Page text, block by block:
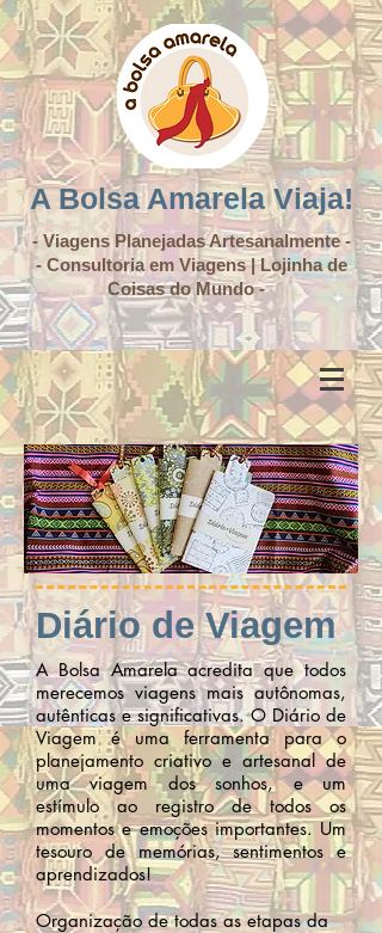
A Bolsa Amarela Viaja!
- Viagens Planejadas Artesanalmente -
- Consultoria em Viagens | Lojinha de
Coisas do Mundo -
Diário de Viagem
A Bolsa Amarela acredita que todos
merecemos viagens mais autônomas,
autênticas e significativas. O Diário de
Viagem é uma ferramenta para o
planejamento criativo e artesanal de
uma viagem dos sonhos, e um
estímulo ao registro de todos os
momentos e emoções importantes. Um
tesouro de memórias, sentimentos e
aprendizados!
Organização de todas as etapas da